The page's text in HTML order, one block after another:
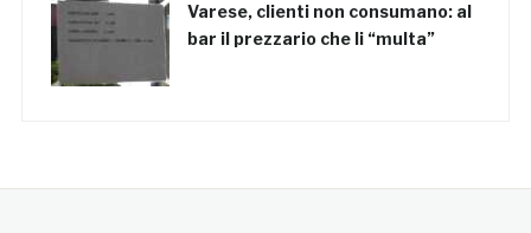
Varese, clienti non consumano: al
bar il prezzario che li “multa”